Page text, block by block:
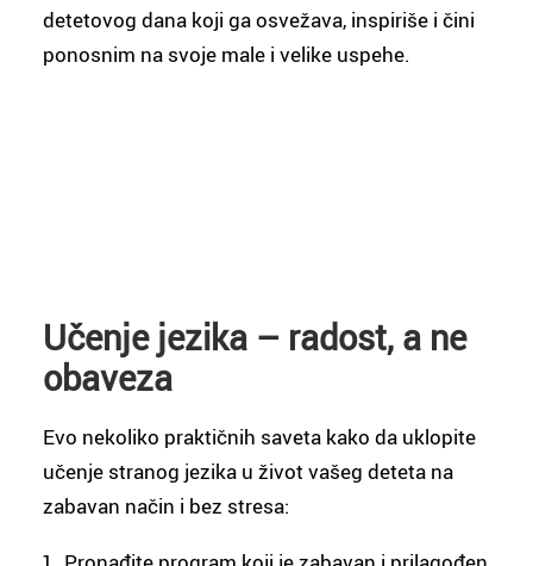
detetovog dana koji ga osvežava, inspiriše i čini
ponosnim na svoje male i velike uspehe.
Učenje jezika – radost, a ne
obaveza
Evo nekoliko praktičnih saveta kako da uklopite
učenje stranog jezika u život vašeg deteta na
zabavan način i bez stresa: